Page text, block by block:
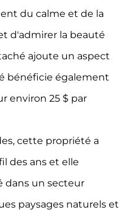
du calme et de la
d'admirer la beauté
ajoute un aspect
bénéficie également
environ 25 $ par
cette propriété a
des ans et elle
dans un secteur
paysages naturels et